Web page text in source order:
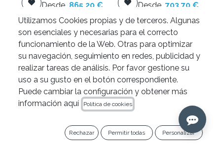
Desde 865,20 €
carrito
Desde 703,70 €
carrito
Utilizamos Cookies propias y de terceros. Algunas
son esenciales y necesarias para el correcto
funcionamiento de la Web. Otras para optimizar
su navegación, seguimiento en redes, publicidad y
realizar tareas de análisis. Por favor gestione su
uso a su gusto en el botón correspondiente.
Puede cambiar la configuración y obtener más
información aquí
Política de cookies
Rechazar Permitir todas Personalizar